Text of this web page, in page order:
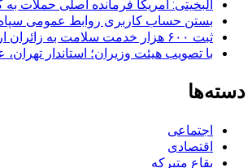
البخیتی: آمریکا فرمانده اصلی
بستن حساب کاربری روابط عمومی
ثبت ۶۰۰ هزار خدمت سلامت به زائران اربعین
با تصویب هیئت وزیران؛ استاندار
دسته‌ها
اجتماعی
اقتصادی
بقاع متبرکه